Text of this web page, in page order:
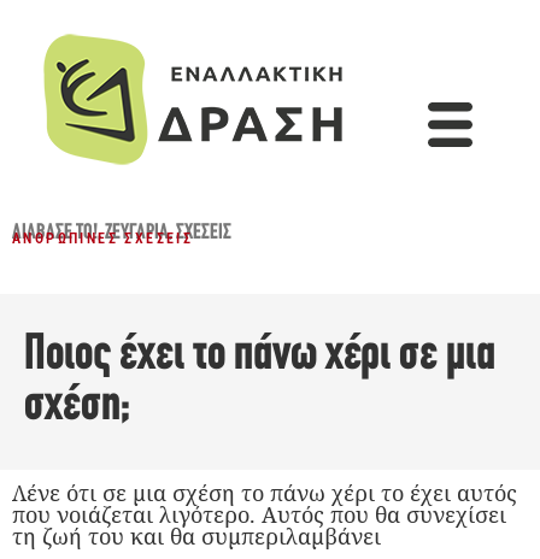
ΔΙΆΒΑΣΈ ΤΟ!,ΖΕΥΓΆΡΙΑ,ΣΧΈΣΕΙΣ
ΑΝΘΡΏΠΙΝΕΣ ΣΧΈΣΕΙΣ
Ποιος έχει το πάνω χέρι σε μια
σχέση;
Λένε ότι σε μια σχέση το πάνω χέρι το έχει αυτός
που νοιάζεται λιγότερο. Αυτός που θα συνεχίσει
τη ζωή του και θα συμπεριλαμβάνει